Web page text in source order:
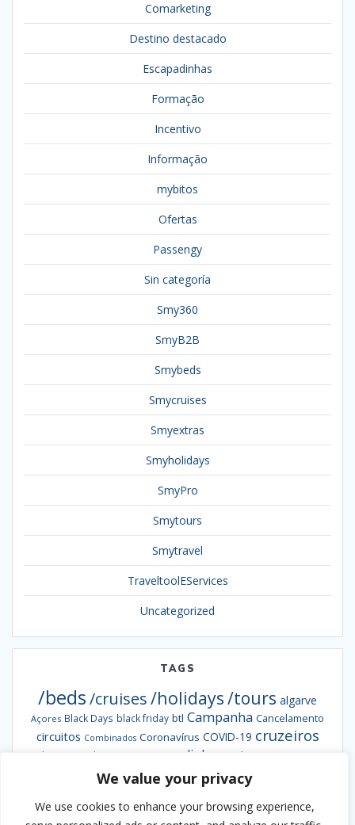
We value your privacy
We use cookies to enhance your browsing experience,
Comarketing
Destino destacado
Escapadinhas
Formação
Incentivo
Informação
mybitos
Ofertas
Passengy
Sin categoría
Smy360
SmyB2B
Smybeds
Smycruises
Smyextras
Smyholidays
SmyPro
Smytours
Smytravel
TraveltoolEServices
Uncategorized
TAGS
/beds/cruises/holidays/tours algarve
Açores Black Days black friday btl Campanha Cancelamento
circuitos Combinados Coronavírus COVID-19 cruzeiros
destaques da semana escapadinhas Exclusiva
grandes viagens hoteis hotel hotéis informação
Ofertas pacotes
portugal praias semana santa Smybeds Smycruises